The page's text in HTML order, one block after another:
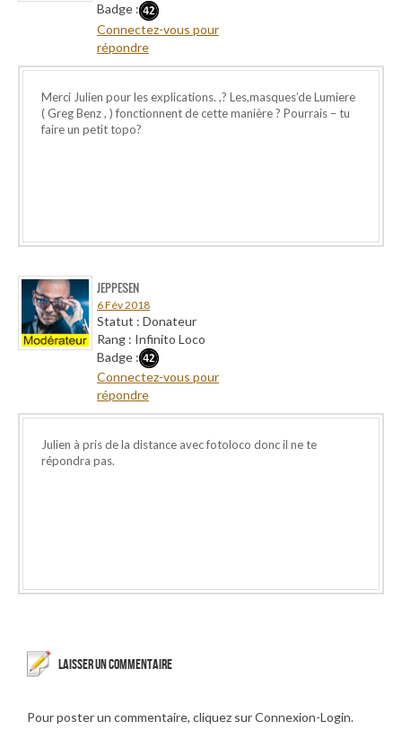
Badge :
Connectez-vous pour
répondre
Merci Julien pour les explications. ,? Les,masques’de Lumiere
( Greg Benz , ) fonctionnent de cette manière ? Pourrais – tu
faire un petit topo?
JEPPESEN
6 Fév 2018
Statut : Donateur
Rang : Infinito Loco
Badge :
Connectez-vous pour
répondre
Julien à pris de la distance avec fotoloco donc il ne te
répondra pas.
LAISSER UN COMMENTAIRE
Pour poster un commentaire, cliquez sur Connexion-Login.